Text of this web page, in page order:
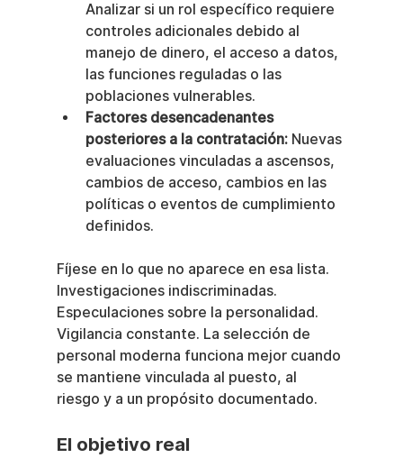
Analizar si un rol específico requiere
controles adicionales debido al
manejo de dinero, el acceso a datos,
las funciones reguladas o las
poblaciones vulnerables.
Factores desencadenantes
posteriores a la contratación: Nuevas
evaluaciones vinculadas a ascensos,
cambios de acceso, cambios en las
políticas o eventos de cumplimiento
definidos.
Fíjese en lo que no aparece en esa lista.
Investigaciones indiscriminadas.
Especulaciones sobre la personalidad.
Vigilancia constante. La selección de
personal moderna funciona mejor cuando
se mantiene vinculada al puesto, al
riesgo y a un propósito documentado.
El objetivo real